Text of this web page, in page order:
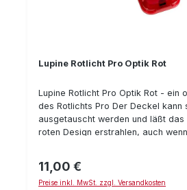
Lupine Rotlicht Pro Optik Rot
Lupine Rotlicht Pro Optik Rot - ein
des Rotlichts Pro Der Deckel kann
ausgetauscht werden und läßt das
roten Design erstrahlen, auch
Regulärer Preis:
11,00 €
Preise inkl. MwSt. zzgl. Versandkosten